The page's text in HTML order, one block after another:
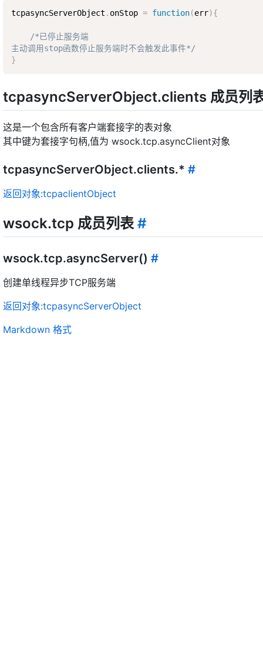
tcpasyncServerObject . onStop = function(err){
/*已停止服务端
主动调用stop函数停止服务端时不会触发此事件*/
}
tcpasyncServerObject.clients 成员列
这是一个包含所有客户端套接字的表对象
其中键为套接字句柄,值为 wsock.tcp.asyncClient对象
tcpasyncServerObject.clients.* #
返回对象:tcpaclientObject
wsock.tcp 成员列表#
wsock.tcp.asyncServer() #
创建单线程异步TCP服务端
返回对象:tcpasyncServerObject
Markdown 格式